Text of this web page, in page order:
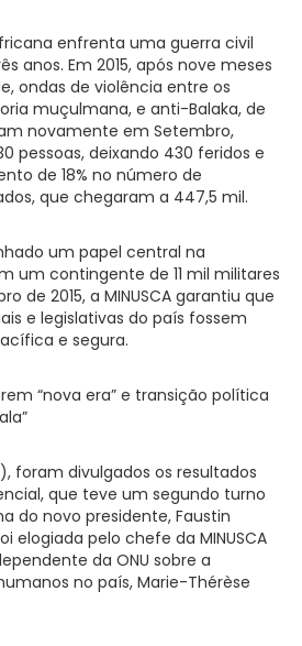
enfrenta uma guerra civil
anos. Em 2015, após nove meses
ondas de violência entre os
muçulmana, e anti-Balaka, de
novamente em Setembro,
pessoas, deixando 430 feridos e
de 18% no número de
que chegaram a 447,5 mil.
um papel central na
um contingente de 11 mil militares
de 2015, a MINUSCA garantiu que
e legislativas do país fossem
e segura.
“nova era” e transição política
foram divulgados os resultados
que teve um segundo turno
do novo presidente, Faustin
elogiada pelo chefe da MINUSCA
da ONU sobre a
no país, Marie-Thérèse